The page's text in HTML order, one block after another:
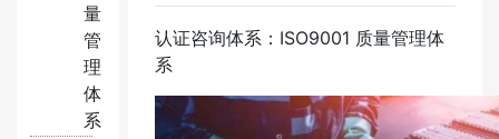
量
管
理
体
系
认证咨询体系：ISO9001 质量管理体
系